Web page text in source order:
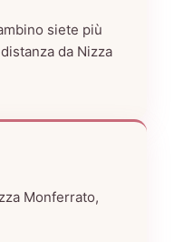
siete più
da Nizza
Monferrato,